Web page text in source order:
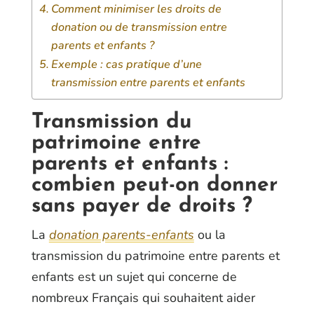
Comment minimiser les droits de
donation ou de transmission entre
parents et enfants ?
Exemple : cas pratique d’une
transmission entre parents et enfants
Transmission du
patrimoine entre
parents et enfants :
combien peut-on donner
sans payer de droits ?
La donation parents-enfants ou la
transmission du patrimoine entre parents et
enfants est un sujet qui concerne de
nombreux Français qui souhaitent aider